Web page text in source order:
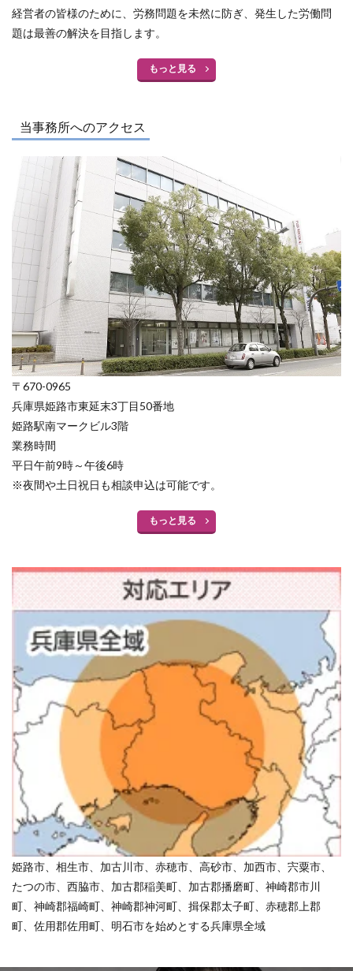
経営者の皆様のために、労務問題を未然に防ぎ、発生した労働問
題は最善の解決を目指します。
もっと見る
当事務所へのアクセス
〒670-0965
兵庫県姫路市東延末3丁目50番地
姫路駅南マークビル3階
業務時間
平日午前9時～午後6時
※夜間や土日祝日も相談申込は可能です。
もっと見る
姫路市、相生市、加古川市、赤穂市、高砂市、加西市、宍粟市、
たつの市、西脇市、加古郡稲美町、加古郡播磨町、神崎郡市川
町、神崎郡福崎町、神崎郡神河町、揖保郡太子町、赤穂郡上郡
町、佐用郡佐用町、明石市を始めとする兵庫県全域